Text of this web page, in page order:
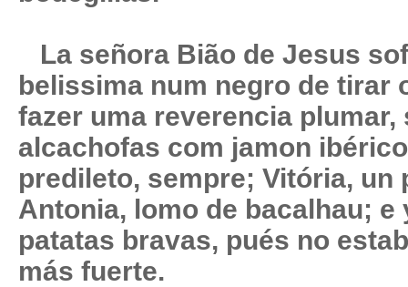
La señora Bião de Jesus
belissima num negro de tirar
fazer uma reverencia
alcachofas com jamon
predileto, sempre; Vitória, un
Antonia, lomo de bacalhau;
patatas bravas, pués no
más fuerte.